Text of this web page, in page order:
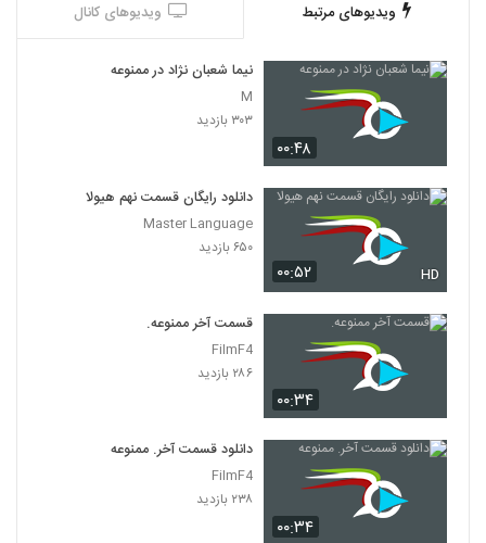
ویدیوهای مرتبط ویدیوهای کانال
۰۰:۴۸
نیما شعبان نژاد در ممنوعه
M
۳۰۳ بازدید
۰۰:۵۲ HD
دانلود رایگان قسمت نهم هیولا
Master Language
۶۵۰ بازدید
۰۰:۳۴
قسمت آخر ممنوعه.
FilmF4
۲۸۶ بازدید
۰۰:۳۴
دانلود قسمت آخر. ممنوعه
FilmF4
۲۳۸ بازدید